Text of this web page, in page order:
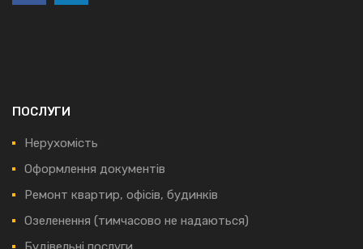
ПОСЛУГИ
Нерухомість
Оформлення документів
Ремонт квартир, офісів, будинків
Озеленення (тимчасово не надаються)